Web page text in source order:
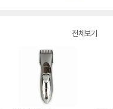
전체보기